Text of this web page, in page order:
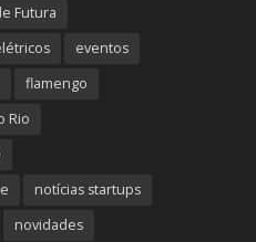
Futura
eventos
flamengo
Rio
notícias startups
novidades